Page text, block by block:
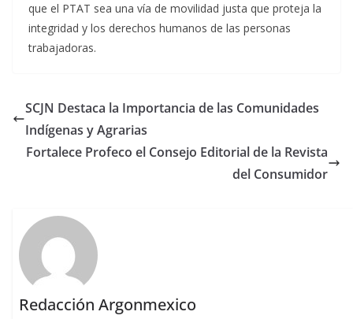
que el PTAT sea una vía de movilidad justa que proteja la
integridad y los derechos humanos de las personas
trabajadoras.
SCJN Destaca la Importancia de las Comunidades
Indígenas y Agrarias
Fortalece Profeco el Consejo Editorial de la Revista
del Consumidor
Redacción Argonmexico